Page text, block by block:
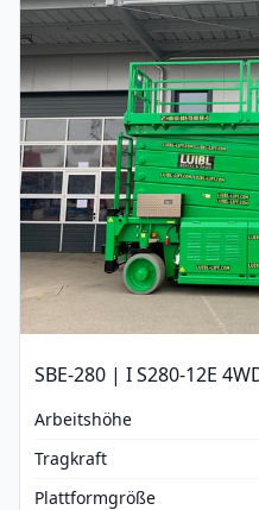
SBE-280 | I S280-12E
Arbeitshöhe
Tragkraft
Plattformgröße